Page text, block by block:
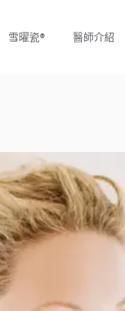
雪曜瓷® 醫師介紹